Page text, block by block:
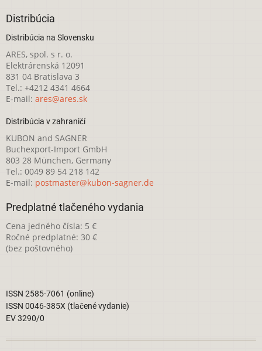
Distribúcia
Distribúcia na Slovensku
ARES, spol. s r. o.
Elektrárenská 12091
831 04 Bratislava 3
Tel.: +4212 4341 4664
E-mail: ares@ares.sk
Distribúcia v zahraničí
KUBON and SAGNER
Buchexport-Import GmbH
803 28 München, Germany
Tel.: 0049 89 54 218 142
E-mail: postmaster@kubon-sagner.de
Predplatné tlačeného vydania
Cena jedného čísla: 5 €
Ročné predplatné: 30 €
(bez poštovného)
ISSN 2585-7061 (online)
ISSN 0046-385X (tlačené vydanie)
EV 3290/0